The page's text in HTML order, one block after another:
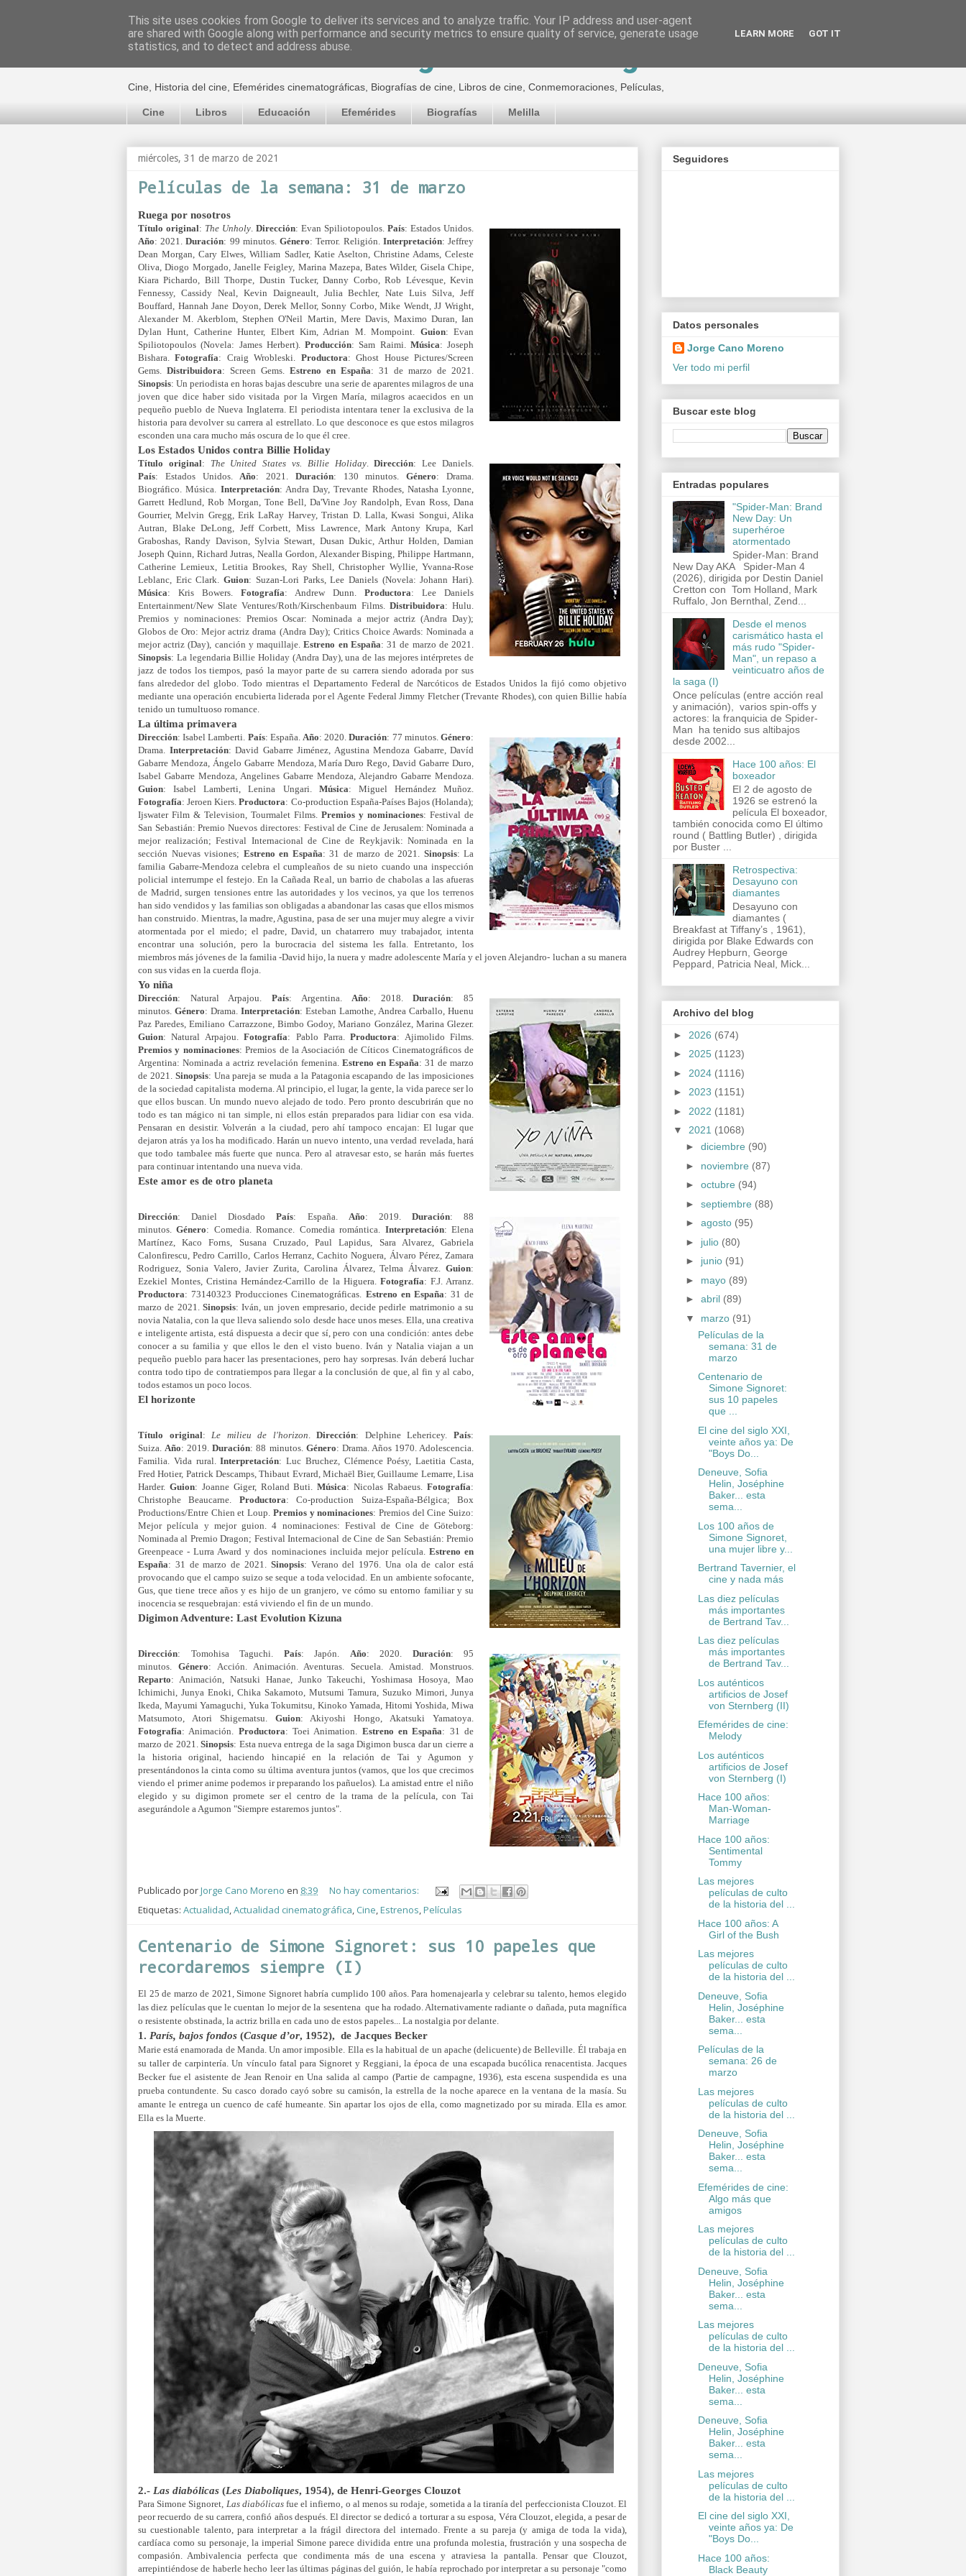
El cultural cinematográfico de Jorge Cano
Cine, Historia del cine, Efemérides cinematográficas, Biografías de cine, Libros de cine, Conmemoraciones, Películas,
Cine Libros Educación Efemérides Biografías Melilla
miércoles, 31 de marzo de 2021
Películas de la semana: 31 de marzo
Ruega por nosotros
Título original: The Unholy Dirección: Evan Spiliotopoulos. País: Estados Unidos.
Año: 2021.Duración: 99 minutos.Género: Terror. Religión. Interpretación: Jeffrey
Dean Morgan, Cary Elwes, William Sadler, Katie Aselton, Christine Adams, Celeste
Oliva, Diogo Morgado, Janelle Feigley, Marina Mazepa, Bates Wilder, Gisela Chipe,
Kiara Pichardo, Bill Thorpe, Dustin Tucker, Danny Corbo, Rob Lévesque, Kevin
Fennessy, Cassidy Neal, Kevin Daigneault, Julia Bechler, Nate Luis Silva, Jeff
Bouffard, Hannah Jane Doyon, Derek Mellor, Sonny Corbo, Mike Wendt, JJ Wright,
Alexander M. Akerblom, Stephen O'Neil Martin, Mere Davis, Maximo Duran, Ian
Dylan Hunt, Catherine Hunter, Elbert Kim, Adrian M. Mompoint. Guion: Evan
Spiliotopoulos (Novela: James Herbert). Producción: Sam Raimi. Música: Joseph
Bishara.Fotografía: Craig Wrobleski. Productora: Ghost House Pictures/Screen
Gems. Distribuidora: Screen Gems. Estreno en España: 31 de marzo de 2021.
Sinopsis: Un periodista en horas bajas descubre una serie de aparentes milagros de una
joven que dice haber sido visitada por la Virgen María, milagros acaecidos en un
pequeño pueblo de Nueva Inglaterra. El periodista intentara tener la exclusiva de la
historia para devolver su carrera al estrellato. Lo que desconoce es que estos milagros
esconden una cara mucho más oscura de lo que él cree.
Los Estados Unidos contra Billie Holiday
Título original: The United States vs. Billie Holiday.Dirección: Lee Daniels.
País: Estados Unidos. Año: 2021. Duración: 130 minutos.Género: Drama.
Biográfico. Música. Interpretación: Andra Day, Trevante Rhodes, Natasha Lyonne,
Garrett Hedlund, Rob Morgan, Tone Bell, Da'Vine Joy Randolph, Evan Ross, Dana
Gourrier, Melvin Gregg, Erik LaRay Harvey, Tristan D. Lalla, Kwasi Songui, Alika
Autran, Blake DeLong, Jeff Corbett, Miss Lawrence, Mark Antony Krupa, Karl
Graboshas, Randy Davison, Sylvia Stewart, Dusan Dukic, Arthur Holden, Damian
Joseph Quinn, Richard Jutras, Nealla Gordon, Alexander Bisping, Philippe Hartmann,
Catherine Lemieux, Letitia Brookes, Ray Shell, Christopher Wyllie, Yvanna-Rose
Leblanc, Eric Clark.Guion: Suzan-Lori Parks, Lee Daniels (Novela: Johann Hari).
Música: Kris Bowers. Fotografía: Andrew Dunn. Productora: Lee Daniels
Entertainment/New Slate Ventures/Roth/Kirschenbaum Films. Distribuidora: Hulu.
Premios y nominaciones: Premios Oscar: Nominada a mejor actriz (Andra Day);
Globos de Oro: Mejor actriz drama (Andra Day); Critics Choice Awards: Nominada a
mejor actriz (Day), canción y maquillaje.Estreno en España: 31 de marzo de 2021.
Sinopsis: La legendaria Billie Holiday (Andra Day), una de las mejores intérpretes de
jazz de todos los tiempos, pasó la mayor parte de su carrera siendo adorada por sus
fans alrededor del globo. Todo mientras el Departamento Federal de Narcóticos de Estados Unidos la fijó como objetivo
mediante una operación encubierta liderada por el Agente Federal Jimmy Fletcher (Trevante Rhodes), con quien Billie había
tenido un tumultuoso romance.
La última primavera
Dirección: Isabel Lamberti. País: España. Año: 2020.Duración: 77 minutos.Género:
Drama. Interpretación: David Gabarre Jiménez, Agustina Mendoza Gabarre, Davíd
Gabarre Mendoza, Ángelo Gabarre Mendoza, María Duro Rego, David Gabarre Duro,
Isabel Gabarre Mendoza, Angelines Gabarre Mendoza, Alejandro Gabarre Mendoza.
Guion: Isabel Lamberti, Lenina Ungari. Música: Miguel Hernández Muñoz.
Fotografía: Jeroen Kiers.Productora: Co-production España-Países Bajos (Holanda);
Ijswater Film & Television, Tourmalet Films. Premios y nominaciones: Festival de
San Sebastián: Premio Nuevos directores: Festival de Cine de Jerusalem: Nominada a
mejor realización; Festival Internacional de Cine de Reykjavik: Nominada en la
sección Nuevas visiones; Estreno en España: 31 de marzo de 2021. Sinopsis: La
familia Gabarre-Mendoza celebra el cumpleaños de su nieto cuando una inspección
policial interrumpe el festejo. En la Cañada Real, un barrio de chabolas a las afueras
de Madrid, surgen tensiones entre las autoridades y los vecinos, ya que los terrenos
han sido vendidos y las familias son obligadas a abandonar las casas que ellos mismos
han construido. Mientras, la madre, Agustina, pasa de ser una mujer muy alegre a vivir
atormentada por el miedo; el padre, David, un chatarrero muy trabajador, intenta
encontrar una solución, pero la burocracia del sistema les falla. Entretanto, los
miembros más jóvenes de la familia -David hijo, la nuera y madre adolescente María y el joven Alejandro- luchan a su manera
con sus vidas en la cuerda floja.
Yo niña
Dirección: Natural Arpajou. País: Argentina. Año: 2018.Duración: 85
minutos. Género: Drama. Interpretación: Esteban Lamothe, Andrea Carballo, Huenu
Paz Paredes, Emiliano Carrazzone, Bimbo Godoy, Mariano González, Marina Glezer.
Guion: Natural Arpajou.Fotografía: Pablo Parra.Productora: Ajimolido Films.
Premios y nominaciones: Premios de la Asociación de Cíticos Cinematográficos de
Argentina: Nominada a actriz revelación femenina. Estreno en España: 31 de marzo
de 2021. Sinopsis: Una pareja se muda a la Patagonia escapando de las imposiciones
de la sociedad capitalista moderna. Al principio, el lugar, la gente, la vida parece ser lo
que ellos buscan. Un mundo nuevo alejado de todo. Pero pronto descubrirán que no
todo es tan mágico ni tan simple, ni ellos están preparados para lidiar con esa vida.
Pensaran en desistir. Volverán a la ciudad, pero ahí tampoco encajan: El lugar que
dejaron atrás ya los ha modificado. Harán un nuevo intento, una verdad revelada, hará
que todo tambalee más fuerte que nunca. Pero al atravesar esto, se harán más fuertes
para continuar intentando una nueva vida.
Este amor es de otro planeta
Dirección: Daniel DiosdadoPaís: España. Año: 2019. Duración: 88
minutos.Género: Comedia. Romance. Comedia romántica. Interpretación: Elena
Martínez, Kaco Forns, Susana Cruzado, Paul Lapidus, Sara Alvarez, Gabriela
Calonfirescu, Pedro Carrillo, Carlos Herranz, Cachito Noguera, Álvaro Pérez, Zamara
Rodriguez, Sonia Valero, Javier Zurita, Carolina Álvarez, Telma Álvarez. Guion:
Ezekiel Montes, Cristina Hernández-Carrillo de la Higuera. Fotografía: F.J. Arranz.
Productora: 73140323 Producciones Cinematográficas. Estreno en España: 31 de
marzo de 2021. Sinopsis: Iván, un joven empresario, decide pedirle matrimonio a su
novia Natalia, con la que lleva saliendo solo desde hace unos meses. Ella, una creativa
e inteligente artista, está dispuesta a decir que sí, pero con una condición: antes debe
conocer a su familia y que ellos le den el visto bueno. Iván y Natalia viajan a un
pequeño pueblo para hacer las presentaciones, pero hay sorpresas. Iván deberá luchar
contra todo tipo de contratiempos para llegar a la conclusión de que, al fin y al cabo,
todos estamos un poco locos.
El horizonte
Título original: Le milieu de l'horizon .Dirección: Delphine Lehericey.País:
Suiza. Año: 2019.Duración: 88 minutos. Género: Drama. Años 1970. Adolescencia.
Familia. Vida rural.Interpretación: Luc Bruchez, Clémence Poésy, Laetitia Casta,
Fred Hotier, Patrick Descamps, Thibaut Evrard, Michaël Bier, Guillaume Lemarre, Lisa
Harder. Guion: Joanne Giger, Roland Buti.Música: Nicolas Rabaeus.Fotografía:
Christophe Beaucarne. Productora: Co-production Suiza-España-Bélgica; Box
Productions/Entre Chien et Loup. Premios y nominaciones: Premios del Cine Suizo:
Mejor película y mejor guion. 4 nominaciones: Festival de Cine de Göteborg:
Nominada al Premio Dragon; Festival Internacional de Cine de San Sebastián: Premio
Greenpeace - Lurra Award y dos nominaciones incluida mejor película. Estreno en
España: 31 de marzo de 2021. Sinopsis: Verano del 1976. Una ola de calor está
provocando que el campo suizo se seque a toda velocidad. En un ambiente sofocante,
Gus, que tiene trece años y es hijo de un granjero, ve cómo su entorno familiar y su
inocencia se resquebrajan: está viviendo el fin de un mundo.
Digimon Adventure: Last Evolution Kizuna
Dirección: Tomohisa Taguchi. País: Japón. Año: 2020. Duración: 95
minutos. Género: Acción. Animación. Aventuras. Secuela. Amistad. Monstruos.
Reparto: Animación, Natsuki Hanae, Junko Takeuchi, Yoshimasa Hosoya, Mao
Ichimichi, Junya Enoki, Chika Sakamoto, Mutsumi Tamura, Suzuko Mimori, Junya
Ikeda, Mayumi Yamaguchi, Yuka Tokumitsu, Kinoko Yamada, Hitomi Yoshida, Miwa
Matsumoto, Atori Shigematsu. Guion: Akiyoshi Hongo, Akatsuki Yamatoya.
Fotografía: Animación. Productora: Toei Animation. Estreno en España: 31 de
marzo de 2021.Sinopsis: Esta nueva entrega de la saga Digimon busca dar un cierre a
la historia original, haciendo hincapié en la relación de Tai y Agumon y
presentándonos la cinta como su última aventura juntos (vamos, que los que crecimos
viendo el primer anime podemos ir preparando los pañuelos). La amistad entre el niño
elegido y su digimon promete ser el centro de la trama de la película, con Tai
asegurándole a Agumon "Siempre estaremos juntos".
Publicado porJorge Cano Moreno en 8:39
No hay comentarios:
Etiquetas: Actualidad,Actualidad cinematográfica, Cine,Estrenos,Películas
Centenario de Simone Signoret: sus 10 papeles que
recordaremos siempre (I)
El 25 de marzo de 2021, Simone Signoret habría cumplido 100 años. Para homenajearla y celebrar su talento, hemos elegido
las diez películas que le cuentan lo mejor de la sesentena que ha rodado. Alternativamente radiante o dañada, puta magnífica
o resistente obstinada, la actriz brilla en cada uno de estos papeles... La nostalgia por delante.
1. París, bajos fondos (Casque d’or, 1952), de Jacques Becker
Marie está enamorada de Manda. Un amor imposible. Ella es la habitual de un apache (delicuente) de Belleville. Él trabaja en
su taller de carpintería. Un vínculo fatal para Signoret y Reggiani, la época de una escapada bucólica renacentista. Jacques
Becker fue el asistente de Jean Renoir en Una salida al campo (Partie de campagne, 1936), esta escena suspendida es una
prueba contundente. Su casco dorado cayó sobre su camisón, la estrella de la noche aparece en la ventana de la masía. Su
amante le entrega un cuenco de café humeante. Sin apartar los ojos de ella, como magnetizado por su mirada. Ella es amor.
Ella es la Muerte.
2.- Las diabólicas (Les Diaboliques, 1954), de Henri-Georges Clouzot
Para Simone Signoret, Las diabólicasfue el infierno, o al menos su rodaje, sometida a la tiranía del perfeccionista Clouzot. El
peor recuerdo de su carrera, confió años después. El director se dedicó a torturar a su esposa, Véra Clouzot, elegida, a pesar de
su cuestionable talento, para interpretar a la frágil directora del internado. Frente a su pareja (y amiga de toda la vida),
cardíaca como su personaje, la imperial Simone parece dividida entre una profunda molestia, frustración y una sospecha de
compasión. Ambivalencia perfecta que condimenta más de una escena y atraviesa la pantalla. Pensar que Clouzot,
arrepintiéndose de haberle hecho leer las últimas páginas del guión, le había reprochado por interpretar a su personaje "como
Seguidores
Datos personales
Jorge Cano Moreno
Ver todo mi perfil
Buscar este blog
Entradas populares
"Spider-Man: Brand
New Day: Un
superhéroe
atormentado
Spider-Man: Brand
New Day AKA Spider-Man 4
(2026), dirigida por Destin Daniel
Cretton con Tom Holland, Mark
Ruffalo, Jon Bernthal, Zend...
Desde el menos
carismático hasta el
más rudo "Spider-
Man", un repaso a
veinticuatro años de
la saga (I)
Once películas (entre acción real
y animación), varios spin-offs y
actores: la franquicia de Spider-
Man ha tenido sus altibajos
desde 2002...
Hace 100 años: El
boxeador
El 2 de agosto de
1926 se estrenó la
película El boxeador,
también conocida como El último
round ( Battling Butler) , dirigida
por Buster ...
Retrospectiva:
Desayuno con
diamantes
Desayuno con
diamantes (
Breakfast at Tiffany’s , 1961),
dirigida por Blake Edwards con
Audrey Hepburn, George
Peppard, Patricia Neal, Mick...
Archivo del blog
► 2026 (674)
► 2025 (1123)
► 2024 (1116)
► 2023 (1151)
► 2022 (1181)
▼ 2021 (1068)
► diciembre (90)
► noviembre (87)
► octubre (94)
► septiembre (88)
► agosto (95)
► julio (80)
► junio (91)
► mayo (89)
► abril (89)
▼ marzo (91)
Películas de la
semana: 31 de
marzo
Centenario de
Simone Signoret:
sus 10 papeles
que ...
El cine del siglo XXI,
veinte años ya: De
"Boys Do...
Deneuve, Sofia
Helin, Joséphine
Baker... esta
sema...
Los 100 años de
Simone Signoret,
una mujer libre y...
Bertrand Tavernier, el
cine y nada más
Las diez películas
más importantes
de Bertrand Tav...
Las diez películas
más importantes
de Bertrand Tav...
Los auténticos
artificios de Josef
von Sternberg (II)
Efemérides de cine:
Melody
Los auténticos
artificios de Josef
von Sternberg (I)
Hace 100 años:
Man-Woman-
Marriage
Hace 100 años:
Sentimental
Tommy
Las mejores
películas de culto
de la historia del ...
Hace 100 años: A
Girl of the Bush
Las mejores
películas de culto
de la historia del ...
Deneuve, Sofia
Helin, Joséphine
Baker... esta
sema...
Películas de la
semana: 26 de
marzo
Las mejores
películas de culto
de la historia del ...
Deneuve, Sofia
Helin, Joséphine
Baker... esta
sema...
Efemérides de cine:
Algo más que
amigos
Las mejores
películas de culto
de la historia del ...
Deneuve, Sofia
Helin, Joséphine
Baker... esta
sema...
Las mejores
películas de culto
de la historia del ...
Deneuve, Sofia
Helin, Joséphine
Baker... esta
sema...
Deneuve, Sofia
Helin, Joséphine
Baker... esta
sema...
Las mejores
películas de culto
de la historia del ...
El cine del siglo XXI,
veinte años ya: De
"Boys Do...
Hace 100 años:
Black Beauty
This site uses cookies from Google to deliver its services and to analyze traffic. Your IP address and user-agent
are shared with Google along with performance and security metrics to ensure quality of service, generate usage
statistics, and to detect and address abuse.
LEARN MORE GOT IT